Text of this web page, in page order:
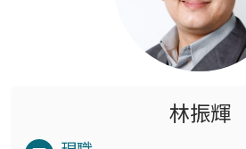
林振輝